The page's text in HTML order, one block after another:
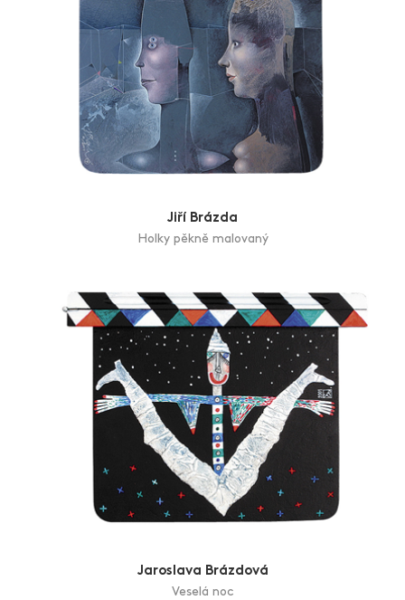
Jiří Brázda
Holky pěkně malovaný
Jaroslava Brázdová
Veselá noc